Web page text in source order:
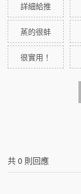
詳細給推
蒸的很蚌
很實用！
共0 則回應